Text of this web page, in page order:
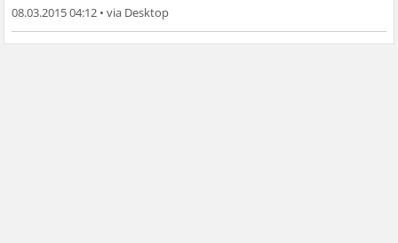
08.03.2015 04:12 •